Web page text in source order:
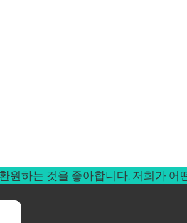
원하는 것을 좋아합니다. 저희가